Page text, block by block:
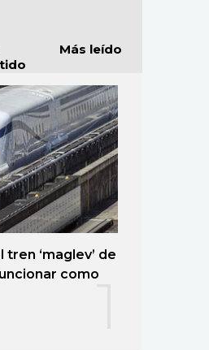
Más leído
tren ‘maglev’ de
como